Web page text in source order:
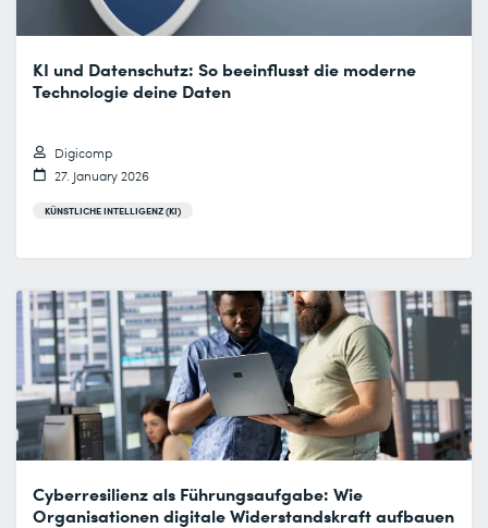
KI und Datenschutz: So beeinflusst die moderne
Technologie deine Daten
Digicomp
27. January 2026
KÜNSTLICHE INTELLIGENZ (KI)
Cyberresilienz als Führungsaufgabe: Wie
Organisationen digitale Widerstandskraft aufbauen